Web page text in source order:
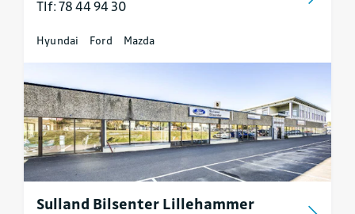
Tlf: 78 44 94 30
Hyundai Ford Mazda
Sulland Bilsenter Lillehammer